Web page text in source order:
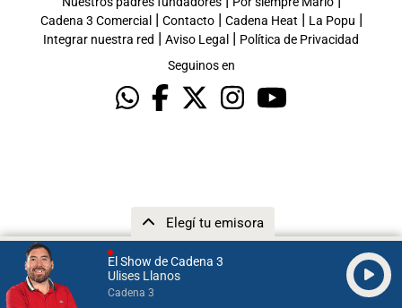
El Show de Cadena 3
Ulises Llanos
Cadena 3
Elegí tu emisora
Cadena 3 Comercial | Contacto| Cadena Heat | La Popu |
Integrar nuestra red | Aviso Legal | Política de Privacidad
Seguinos en